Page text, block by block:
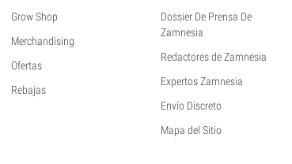
Grow Shop
Merchandising
Ofertas
Rebajas
Dossier De Prensa De
Zamnesia
Redactores de Zamnesia
Expertos Zamnesia
Envío Discreto
Mapa del Sitio